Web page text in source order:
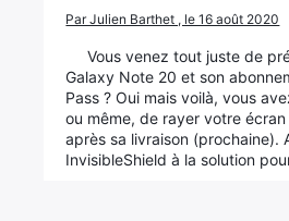
Par Julien Barthet , le 16 août 2020
Vous venez tout juste de
Galaxy Note 20 et son
Pass ? Oui mais voilà, vous
ou même, de rayer votre
après sa livraison (prochaine).
InvisibleShield à la solution